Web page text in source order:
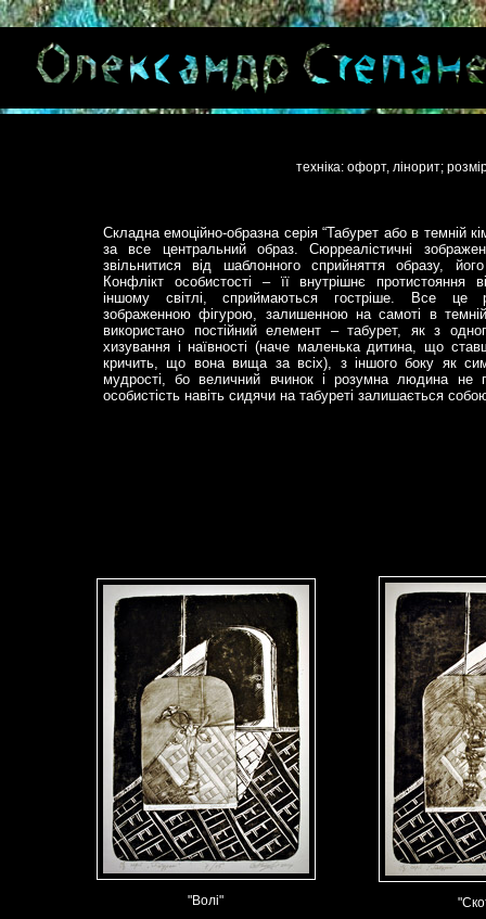
техніка: офорт, лінорит;
Складна емоційно-образна серія “Табурет або в темній
за все центральний образ. Сюрреалістичні
звільнитися від шаблонного сприйняття образу, його
Конфлікт особистості – її внутрішнє протистояння
іншому світлі, сприймаються гостріше. Все це
зображенною фігурою, залишенною на самоті в
використано постійний елемент – табурет, як з
хизування і наївності (наче маленька дитина, що
кричить, що вона вища за всіх), з іншого боку як
мудрості, бо величний вчинок і розумна людина не
особистість навіть сидячи на табуреті залишається
"Волі"